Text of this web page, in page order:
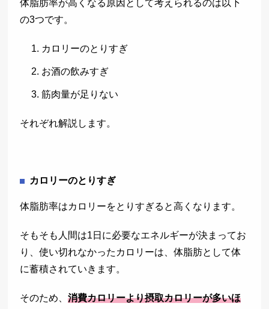
体脂肪率が高くなる原因として考えられるのは以下
の3つです。
カロリーのとりすぎ
お酒の飲みすぎ
筋肉量が足りない
それぞれ解説します。
カロリーのとりすぎ
体脂肪率はカロリーをとりすぎると高くなります。
そもそも人間は1日に必要なエネルギーが決まってお
り、使い切れなかったカロリーは、体脂肪として体
に蓄積されていきます。
そのため、消費カロリーより摂取カロリーが多いほ